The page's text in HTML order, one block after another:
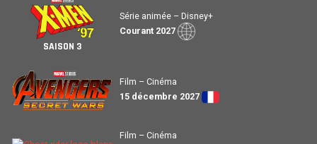
SAISON 3
Série animée – Disney+
Courant 2027
Film – Cinéma
15 décembre 2027
Film – Cinéma